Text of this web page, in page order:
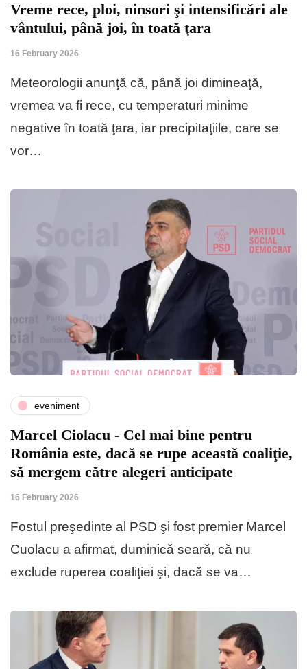
Vreme rece, ploi, ninsori şi intensificări ale
vântului, până joi, în toată ţara
16 February 2026
Meteorologii anunţă că, până joi dimineaţă,
vremea va fi rece, cu temperaturi minime
negative în toată ţara, iar precipitaţiile, care se
vor…
eveniment
Marcel Ciolacu - Cel mai bine pentru
România este, dacă se rupe această coaliţie,
să mergem către alegeri anticipate
16 February 2026
Fostul preşedinte al PSD şi fost premier Marcel
Cuolacu a afirmat, duminică seară, că nu
exclude ruperea coaliţiei şi, dacă se va…